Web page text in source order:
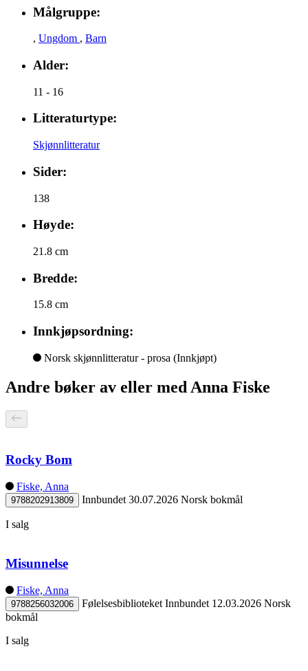
Målgruppe:
, Ungdom , Barn
Alder:
11 - 16
Litteraturtype:
Skjønnlitteratur
Sider:
138
Høyde:
21.8 cm
Bredde:
15.8 cm
Innkjøpsordning:
Norsk skjønnlitteratur - prosa (Innkjøpt)
Andre bøker av eller med Anna Fiske
Rocky Bom
Fiske, Anna
9788202913809 Innbundet 30.07.2026 Norsk bokmål
I salg
Misunnelse
Fiske, Anna
9788256032006 Følelsesbiblioteket Innbundet 12.03.2026 Norsk
bokmål
I salg